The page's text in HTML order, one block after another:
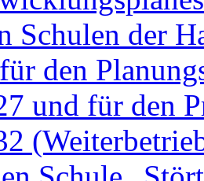
Schulen der
den
und für den